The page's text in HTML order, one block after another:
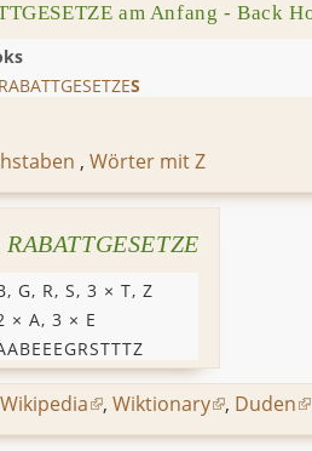
am Anfang - Back
RABATTGESETZES
, Wörter mit Z
RABATTGESETZE
, G, R, S, 3 × T, Z
× A, 3 × E
Wikipedia , Wiktionary , Duden